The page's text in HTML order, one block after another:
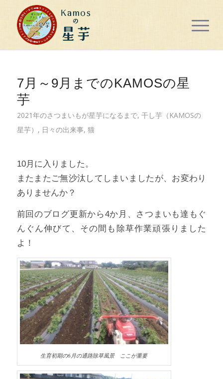
7月～9月までのKAMOSの星
芋
2021年のさつまいもが星芋になるまで, 干し芋（KAMOSの
星芋） , 日々の出来事, 猫
10月に入りました。
またまたご無沙汰してしまいましたが、お変わり
ありませんか？
前回のブログ更新から4か月、さつまいも達もぐ
んぐん伸びて、その間も除草作業頑張りました
よ！
生育初期の6月の通路除草風景 ここが重要